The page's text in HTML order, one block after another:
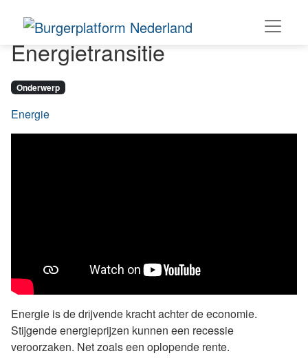
Energietransitie
Onderwerp
Energie
Energie is de drijvende kracht achter de economie.
Stijgende energieprijzen kunnen een recessie
veroorzaken. Net zoals een oplopende rente.